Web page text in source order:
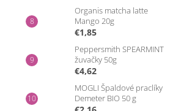
Organis matcha latte
Mango 20g
€1,85
Peppersmith SPEARMINT
žuvačky 50g
€4,62
MOGLI Špaldové praclíky
Demeter BIO 50 g